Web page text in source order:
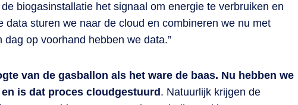
biogasinstallatie het signaal om energie te verbruiken en
sturen we naar de cloud en combineren we nu met
op voorhand hebben we data.”
van de gasballon als het ware de baas. Nu hebben we
is dat proces cloudgestuurd . Natuurlijk krijgen de